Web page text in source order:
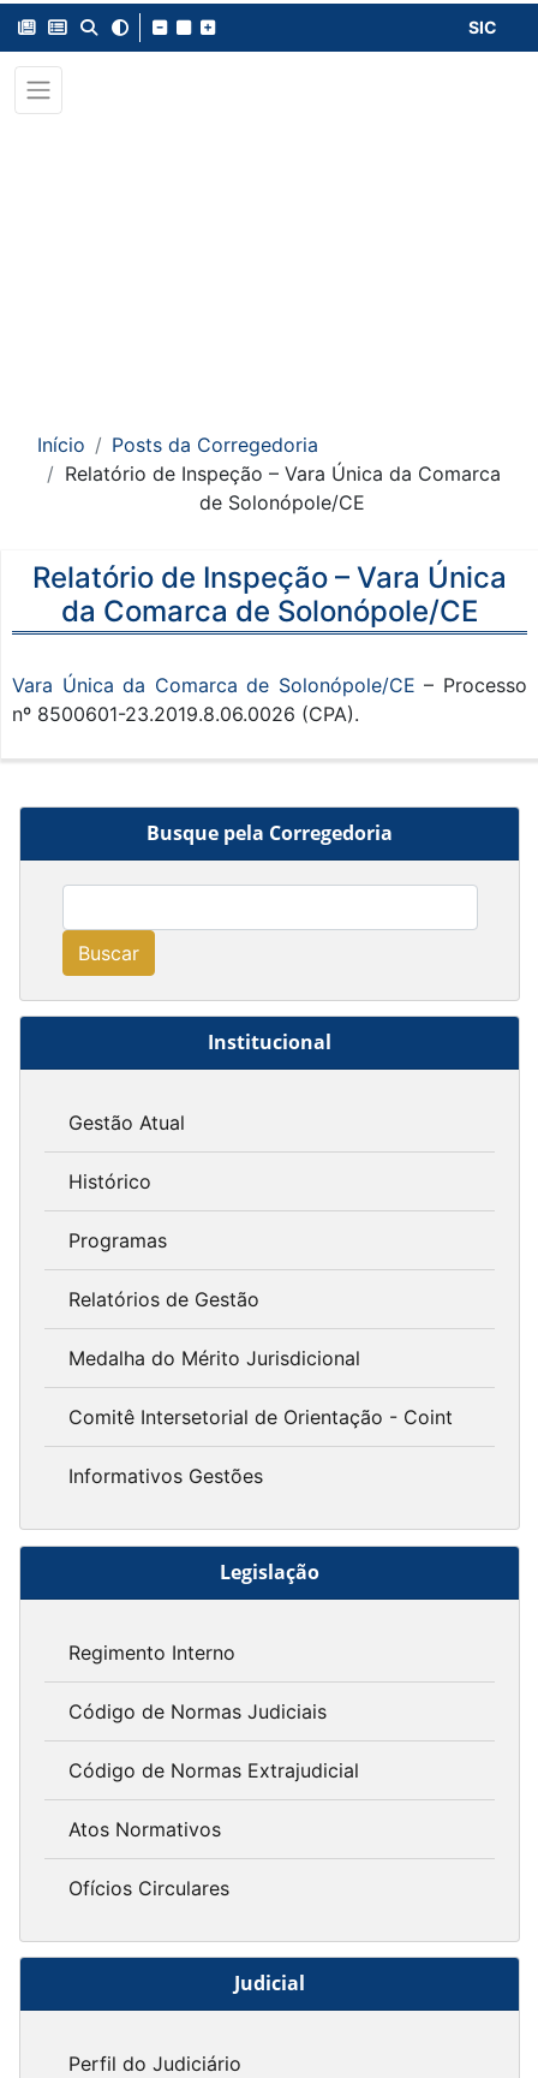
SIC
Início
Posts da Corregedoria
Relatório de Inspeção – Vara Única da Comarca
de Solonópole/CE
Busque pela Corregedoria
Buscar
Institucional
Gestão Atual
Histórico
Programas
Relatórios de Gestão
Medalha do Mérito Jurisdicional
Comitê Intersetorial de Orientação - Coint
Informativos Gestões
Legislação
Regimento Interno
Código de Normas Judiciais
Código de Normas Extrajudicial
Atos Normativos
Ofícios Circulares
Judicial
Perfil do Judiciário
Relatório de Inspeção – Vara Única
da Comarca de Solonópole/CE
Vara Única da Comarca de Solonópole/CE – Processo
nº 8500601-23.2019.8.06.0026 (CPA).